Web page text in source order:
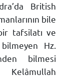
British
bile
tafsilatı ve
Hz.
bilmesi
Kelâmullah